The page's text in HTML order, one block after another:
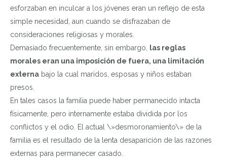
esforzaban en inculcar a los jóvenes eran un reflejo de esta
simple necesidad, aun cuando se disfrazaban de
consideraciones religiosas y morales.
Demasiado frecuentemente, sin embargo, las reglas
morales eran una imposición de fuera, una limitación
externa bajo la cual maridos, esposas y niños estaban
presos.
En tales casos la familia puede haber permanecido intacta
físicamente, pero internamente estaba dividida por los
conflictos y el odio. El actual \»desmoronamiento\» de la
familia es el resultado de la lenta desaparición de las razones
externas para permanecer casado.